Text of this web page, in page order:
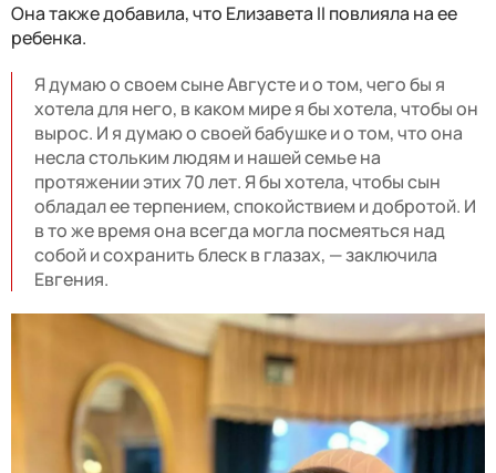
Она также добавила, что Елизавета II повлияла на ее
ребенка.
Я думаю о своем сыне Августе и о том, чего бы я
хотела для него, в каком мире я бы хотела, чтобы он
вырос. И я думаю о своей бабушке и о том, что она
несла стольким людям и нашей семье на
протяжении этих 70 лет. Я бы хотела, чтобы сын
обладал ее терпением, спокойствием и добротой. И
в то же время она всегда могла посмеяться над
собой и сохранить блеск в глазах, — заключила
Евгения.